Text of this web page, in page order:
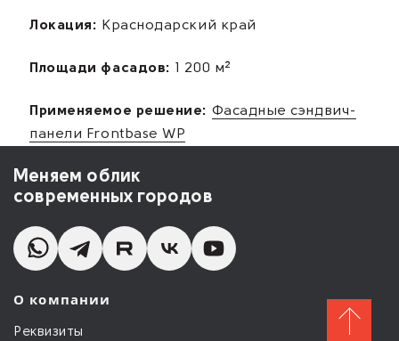
Локация: Краснодарский край
Площади фасадов: 1 200 м²
Применяемое решение: Фасадные сэндвич-
панели Frontbase WP
Меняем облик
современных городов
О компании
Реквизиты